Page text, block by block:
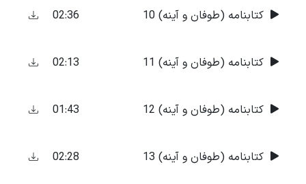
کتابنامه (طوفان و آینه) 10 02:36
کتابنامه (طوفان و آینه) 11 02:13
کتابنامه (طوفان و آینه) 12 01:43
کتابنامه (طوفان و آینه) 13 02:28